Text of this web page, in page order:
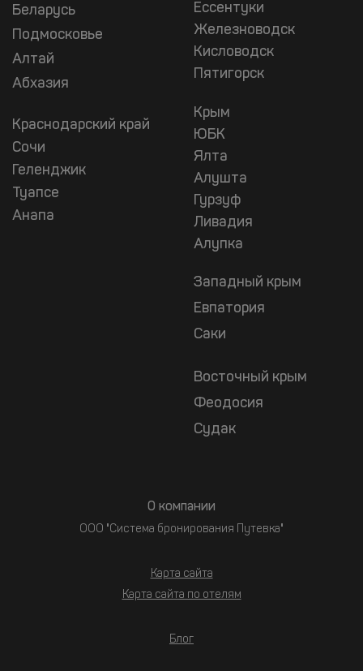
Беларусь
Подмосковье
Алтай
Абхазия
Краснодарский край
Сочи
Геленджик
Туапсе
Анапа
Ессентуки
Железноводск
Кисловодск
Пятигорск
Крым
ЮБК
Ялта
Алушта
Гурзуф
Ливадия
Алупка
Западный крым
Евпатория
Саки
Восточный крым
Феодосия
Судак
О компании
ООО "Система бронирования Путевка"
Карта сайта
Карта сайта по отелям
Блог